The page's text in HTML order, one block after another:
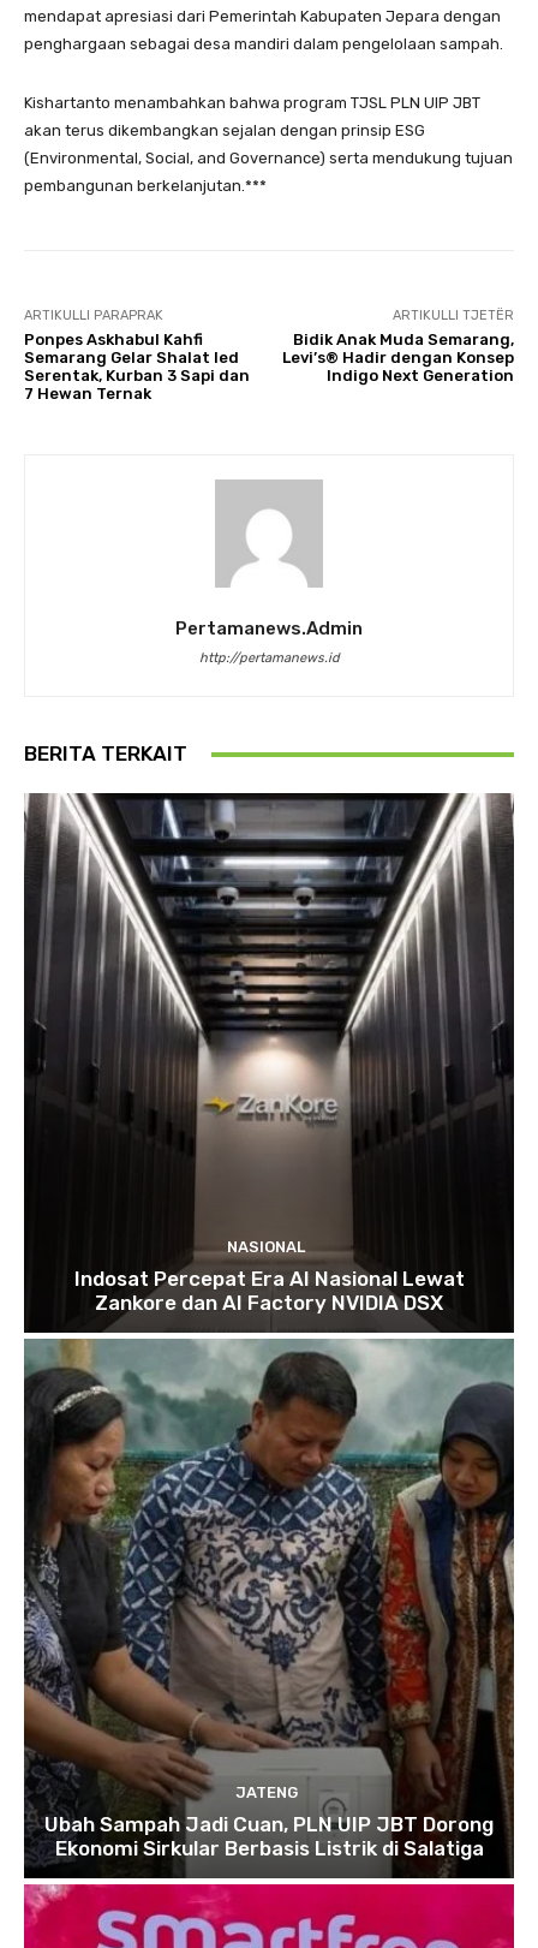
mendapat apresiasi dari Pemerintah Kabupaten Jepara dengan
penghargaan sebagai desa mandiri dalam pengelolaan sampah.
Kishartanto menambahkan bahwa program TJSL PLN UIP JBT
akan terus dikembangkan sejalan dengan prinsip ESG
(Environmental, Social, and Governance) serta mendukung tujuan
pembangunan berkelanjutan.***
ARTIKULLI PARAPRAK
Ponpes Askhabul Kahfi
Semarang Gelar Shalat Ied
Serentak, Kurban 3 Sapi dan
7 Hewan Ternak
ARTIKULLI TJETËR
Bidik Anak Muda Semarang,
Levi’s® Hadir dengan Konsep
Indigo Next Generation
Pertamanews.admin
http://pertamanews.id
BERITA TERKAIT
NASIONAL
Indosat Percepat Era AI Nasional Lewat
Zankore dan AI Factory NVIDIA DSX
JATENG
Ubah Sampah Jadi Cuan, PLN UIP JBT Dorong
Ekonomi Sirkular Berbasis Listrik di Salatiga